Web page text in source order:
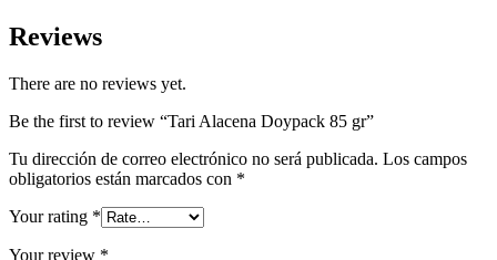
Reviews
There are no reviews yet.
Be the first to review “Tari Alacena Doypack 85 gr”
Tu dirección de correo electrónico no será publicada. Los campos
obligatorios están marcados con *
Your rating *
Your review *